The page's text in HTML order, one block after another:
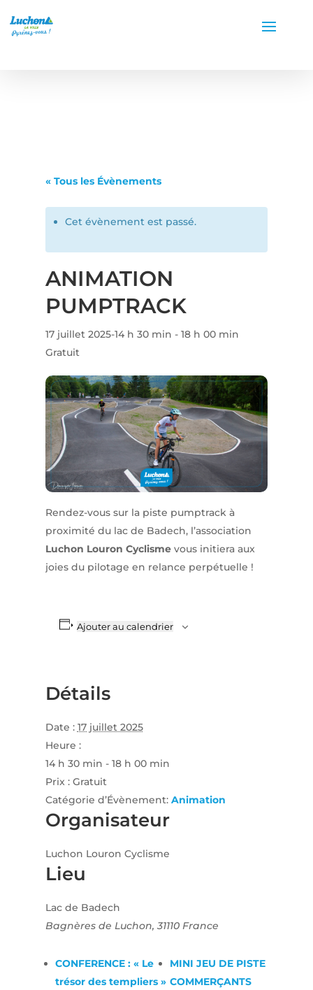
« Tous les Évènements
Cet évènement est passé.
ANIMATION
PUMPTRACK
17 juillet 2025-14 h 30 min - 18 h 00 min
Gratuit
Rendez-vous sur la piste pumptrack à
proximité du lac de Badech, l’association
Luchon Louron Cyclismevous initiera aux
joies du pilotage en relance perpétuelle !
Ajouter au calendrier
Détails
Date : 17 juillet 2025
Heure :
14 h 30 min - 18 h 00 min
Prix : Gratuit
Catégorie d’Évènement: Animation
Lieu
Lac de Badech
Bagnères de Luchon, 31110 France
Organisateur
Luchon Louron Cyclisme
CONFERENCE : « Le
trésor des templiers »
MINI JEU DE PISTE
COMMERÇANTS